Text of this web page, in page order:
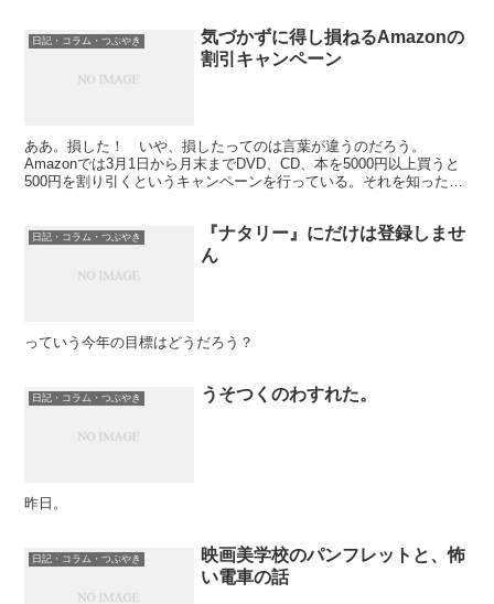
日記・コラム・つぶやき
気づかずに得し損ねるAmazonの
割引キャンペーン
ああ。損した！ いや、損したってのは言葉が違うのだろう。
Amazonでは3月1日から月末までDVD、CD、本を5000円以上買うと
500円を割り引くというキャンペーンを行っている。それを知ったの
日記・コラム・つぶやき
『ナタリー』にだけは登録しませ
ん
っていう今年の目標はどうだろう？
日記・コラム・つぶやき うそつくのわすれた。
昨日。
日記・コラム・つぶやき
映画美学校のパンフレットと、怖
い電車の話